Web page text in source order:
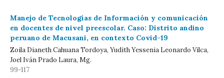
Manejo de Tecnologías de Información y comunicación
en docentes de nivel preescolar. Caso: Distrito andino
peruano de Macusani, en contexto Covid-19
Zoila Dianeth Cahuana Tordoya, Yudith Yessenia Leonardo Vilca,
Joel Iván Prado Laura, Mg.
99-117